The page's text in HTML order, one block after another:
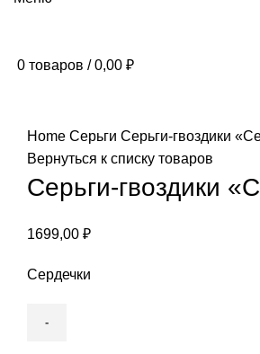
0 товаров / 0,00 ₽
Home Серьги Серьги-гвоздики
Вернуться к списку товаров
Серьги-гвоздики
1699,00 ₽
Сердечки